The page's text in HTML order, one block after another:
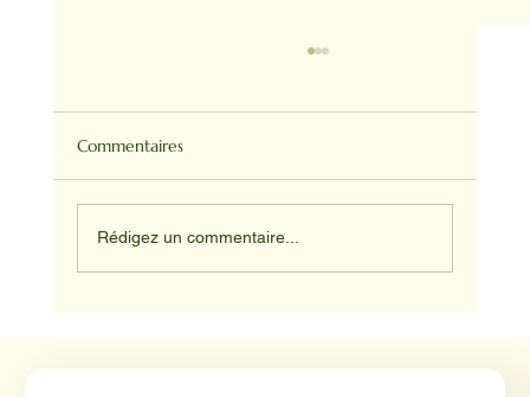
Commentaires
Rédigez un commentaire...